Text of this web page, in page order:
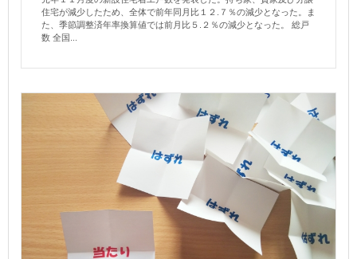
住宅が減少したため、全体で前年同月比１２.７％の減少となった。ま
た、季節調整済年率換算値では前月比５.２％の減少となった。 総戸
数 全国...